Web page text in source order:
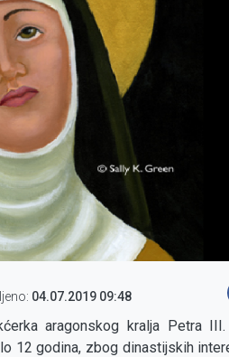
04.07.2019 09:48
aragonskog kralja Petra
12 godina, zbog dinastijskih